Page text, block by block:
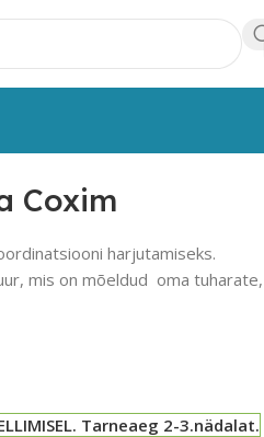
Coxim
harjutamiseks.
mis on mõeldud oma
Tarneaeg 2-3.nädalat.